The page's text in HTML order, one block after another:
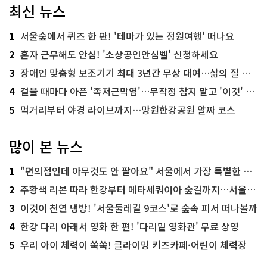
최신 뉴스
1 서울숲에서 퀴즈 한 판! '테마가 있는 정원여행' 떠나요
2 혼자 근무해도 안심! '소상공인안심벨' 신청하세요
3 장애인 맞춤형 보조기기 최대 3년간 무상 대여…삶의 질 높인다
4 걸을 때마다 아픈 '족저근막염'…무작정 참지 말고 '이것' 해보세요!
5 먹거리부터 야경 라이브까지…망원한강공원 알짜 코스
많이 본 뉴스
1 "편의점인데 아무것도 안 팔아요" 서울에서 가장 특별한 편의점의 정체
2 주황색 리본 따라 한강부터 메타세쿼이아 숲길까지…서울둘레길 15코스
3 이것이 천연 냉방! '서울둘레길 9코스'로 숲속 피서 떠나볼까
4 한강 다리 아래서 영화 한 편! '다리밑 영화관' 무료 상영
5 우리 아이 체력이 쑥쑥! 클라이밍 키즈카페·어린이 체력장